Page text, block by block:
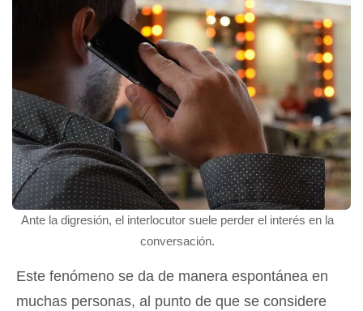
Ante la digresión, el interlocutor suele perder el interés en la
conversación.
Este fenómeno se da de manera espontánea en
muchas personas, al punto de que se considere